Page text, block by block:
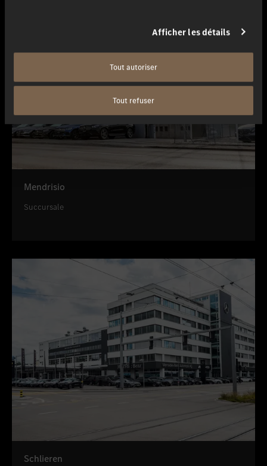
Afficher les détails
Tout autoriser
Tout refuser
Mendrisio
Succursale
Schlieren